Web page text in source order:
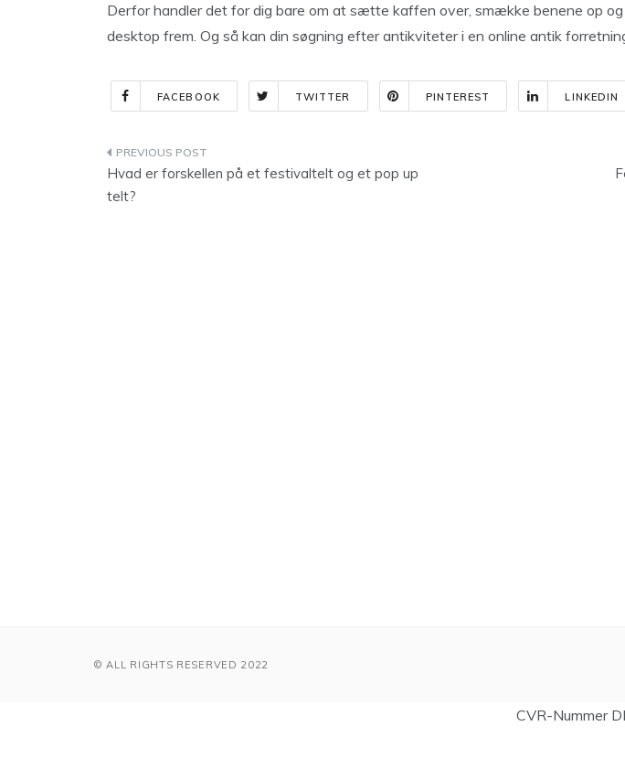
Derfor handler det for dig bare om at sætte kaffen over, smække benene op
desktop frem. Og så kan din søgning efter antikviteter i en online antik
FACEBOOK TWITTER PINTEREST LINKEDIN
Indlægsnavigation
Hvad er forskellen på et festivaltelt og et pop up
telt?
© ALL RIGHTS RESERVED 2022
CVR-Nummer